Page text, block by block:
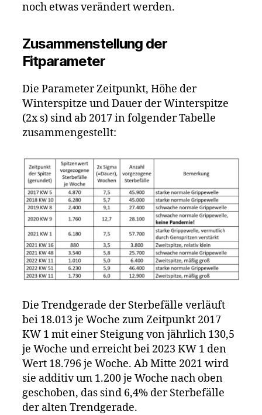
noch etwas verändert werden.
Zusammenstellung der
Fitparameter
Die Parameter Zeitpunkt, Höhe der
Winterspitze und Dauer der Winterspitze
(2x s) sind ab 2017 in folgender Tabelle
zusammengestellt:
Die Trendgerade der Sterbefälle verläuft
bei 18.013 je Woche zum Zeitpunkt 2017
KW 1 mit einer Steigung von jährlich 130,5
je Woche und erreicht bei 2023 KW 1 den
Wert 18.796 je Woche. Ab Mitte 2021 wird
sie additiv um 1.200 je Woche nach oben
geschoben, das sind 6,4% der Sterbefälle
der alten Trendgerade.